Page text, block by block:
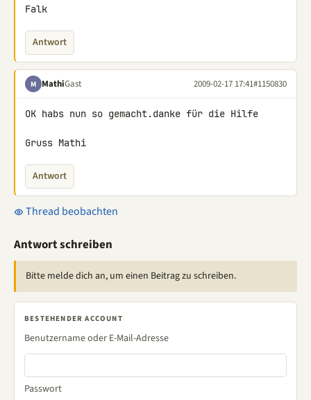
Falk
Antwort
M MathiGast 2009-02-17 17:41#1150830
OK habs nun so gemacht.danke für die Hilfe
Gruss Mathi
Antwort
Thread beobachten
Antwort schreiben
Bitte melde dich an, um einen Beitrag zu schreiben.
BESTEHENDER ACCOUNT
Benutzername oder E-Mail-Adresse
Passwort